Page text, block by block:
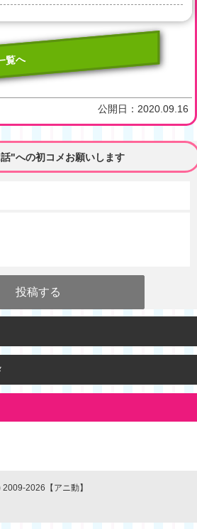
覧へ
公開日： 2020.09.16
"への初コメお願いします
2009-2026【アニ動】